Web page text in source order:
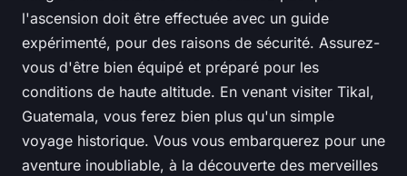
l'ascension doit être effectuée avec un guide
expérimenté, pour des raisons de sécurité. Assurez-
vous d'être bien équipé et préparé pour les
conditions de haute altitude. En venant visiter Tikal,
Guatemala, vous ferez bien plus qu'un simple
voyage historique. Vous vous embarquerez pour une
aventure inoubliable, à la découverte des merveilles